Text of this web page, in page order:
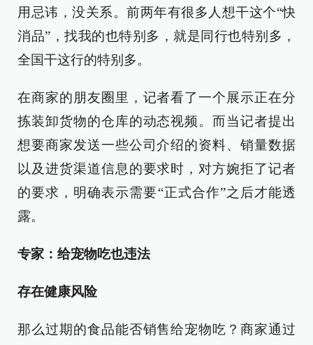
用忌讳，没关系。前两年有很多人想干这个“快
消品”，找我的也特别多，就是同行也特别多，
全国干这行的特别多。
在商家的朋友圈里，记者看了一个展示正在分
拣装卸货物的仓库的动态视频。而当记者提出
想要商家发送一些公司介绍的资料、销量数据
以及进货渠道信息的要求时，对方婉拒了记者
的要求，明确表示需要“正式合作”之后才能透
露。
专家：给宠物吃也违法
存在健康风险
那么过期的食品能否销售给宠物吃？商家通过